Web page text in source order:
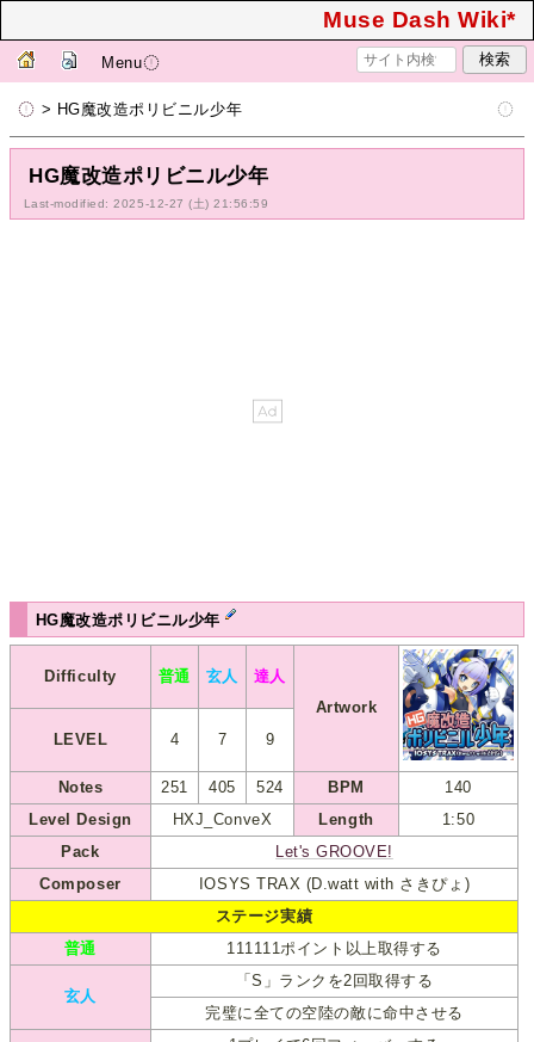
Muse Dash Wiki*
Menu
> HG魔改造ポリビニル少年
HG魔改造ポリビニル少年
Last-modified: 2025-12-27 (土) 21:56:59
HG魔改造ポリビニル少年
Difficulty 普通 玄人
達人
Artwork
LEVEL
4 7 9
Notes 251 405 524 BPM
140
Level Design
HXJ_ConveX Length
1:50
Pack
Let's GROOVE!
Composer
IOSYS TRAX (D.watt with さきぴょ)
ステージ実績
普通
111111ポイント以上取得する
玄人
「S」ランクを2回取得する
完璧に全ての空陸の敵に命中させる